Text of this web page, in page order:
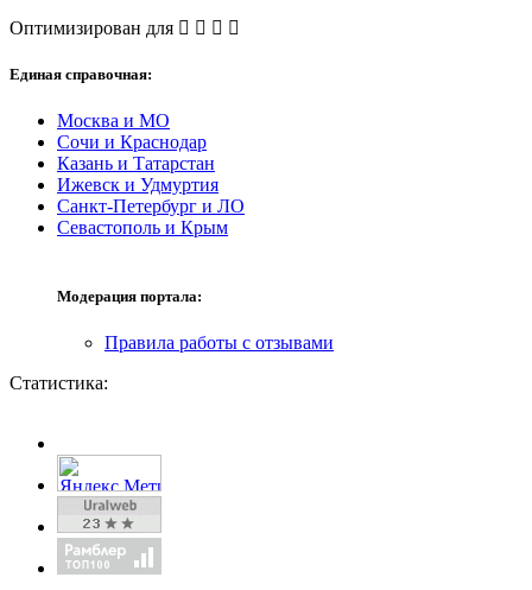
Оптимизирован для
Единая справочная:
Москва и МО
Сочи и Краснодар
Казань и Татарстан
Ижевск и Удмуртия
Санкт-Петербург и ЛО
Севастополь и Крым
Модерация портала:
Правила работы с отзывами
Статистика: